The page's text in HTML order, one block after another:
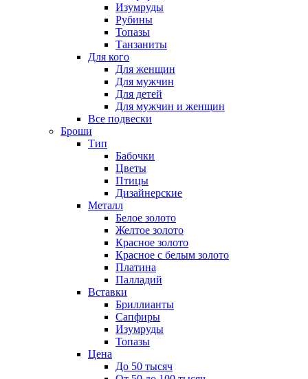
Изумруды
Рубины
Топазы
Танзаниты
Для кого
Для женщин
Для мужчин
Для детей
Для мужчин и женщин
Все подвески
Броши
Тип
Бабочки
Цветы
Птицы
Дизайнерские
Металл
Белое золото
Желтое золото
Красное золото
Красное с белым золото
Платина
Палладий
Вставки
Бриллианты
Сапфиры
Изумруды
Топазы
Цена
До 50 тысяч